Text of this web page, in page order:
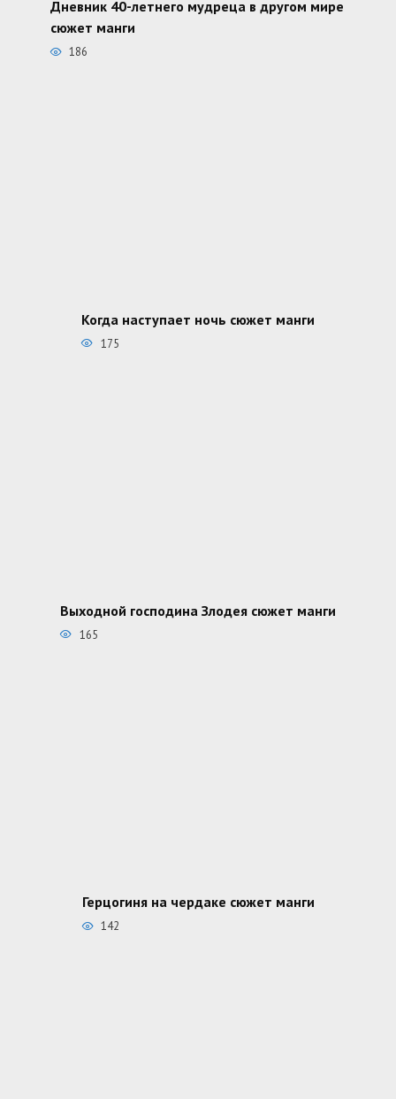
Дневник 40-летнего мудреца в другом мире
сюжет манги
186
Когда наступает ночь сюжет манги
175
Выходной господина Злодея сюжет манги
165
Герцогиня на чердаке сюжет манги
142